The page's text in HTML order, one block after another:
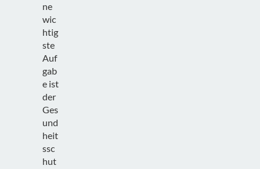
ne
wic
htig
ste
Auf
gab
e ist
der
Ges
und
heit
ssc
hut